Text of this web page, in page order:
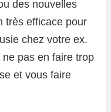
des nouvelles
très efficace pour
chez votre ex.
pas en faire trop
et vous faire